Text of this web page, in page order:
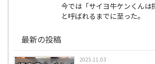
今では「サイヨ牛ケンくんは
と呼ばれるまでに至った。
最新の投稿
2025.11.03